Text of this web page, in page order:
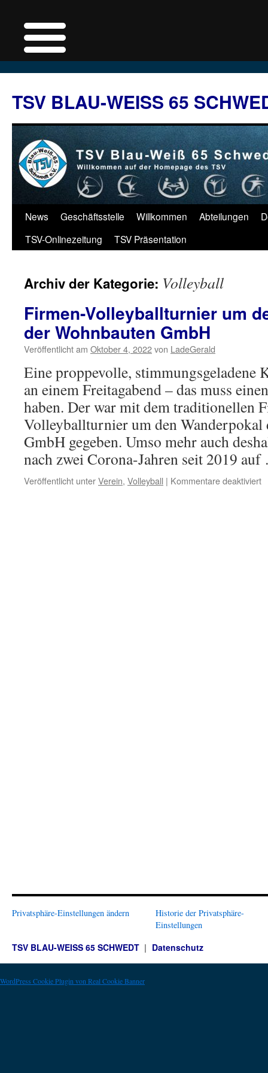
springen
TSV BLAU-WEISS 65
News Geschäftsstelle Willkommen Abteilungen
TSV-Onlinezeitung
TSV Präsentation
Archiv der Kategorie: Volleyball
Firmen-Volleyballturnier um
der Wohnbauten GmbH
Veröffentlicht am Oktober 4, 2022von LadeGerald
Eine proppevolle, stimmungsgeladene
an einem Freitagabend – das muss
haben. Der war mit dem traditionellen
Volleyballturnier um den Wanderpokal
GmbH gegeben. Umso mehr auch
nach zwei Corona-Jahren seit 2019
Veröffentlicht unterVerein, Volleyball | Kommentare deaktiviert
Privatsphäre-Einstellungen ändern
Historie der Privatsphäre-
Einstellungen
TSV BLAU-WEISS 65 SCHWEDT Datenschutz
WordPress Cookie Plugin von Real Cookie Banner